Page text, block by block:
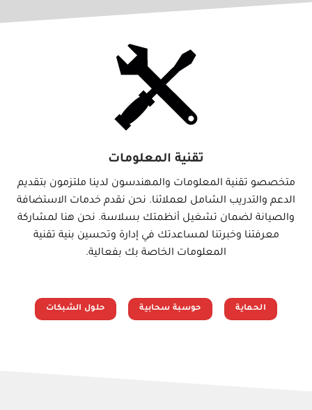
تقنية المعلومات
متخصصو تقنية المعلومات والمهندسون لدينا ملتزمون بتقديم
الدعم والتدريب الشامل لعملائنا. نحن نقدم خدمات الاستضافة
والصيانة لضمان تشغيل أنظمتك بسلاسة. نحن هنا لمشاركة
معرفتنا وخبرتنا لمساعدتك في إدارة وتحسين بنية تقنية
المعلومات الخاصة بك بفعالية.
الحماية حوسبة سحابية حلول الشبكات